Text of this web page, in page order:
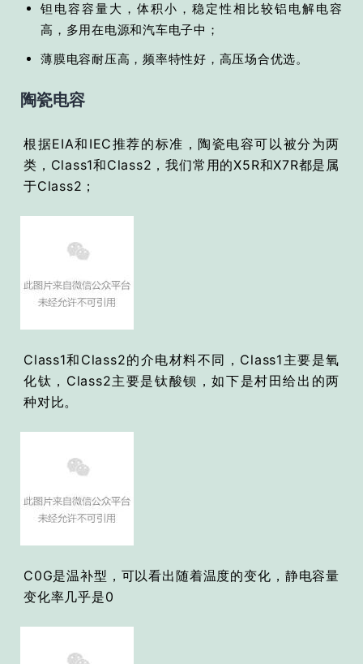
钽电容容量大，体积小，稳定性相比较铝电解电容
高，多用在电源和汽车电子中；
薄膜电容耐压高，频率特性好，高压场合优选。
陶瓷电容
根据EIA和IEC推荐的标准，陶瓷电容可以被分为两
类，Class1和Class2，我们常用的X5R和X7R都是属
于Class2；
Class1和Class2的介电材料不同，Class1主要是氧
化钛，Class2主要是钛酸钡，如下是村田给出的两
种对比。
C0G是温补型，可以看出随着温度的变化，静电容量
变化率几乎是0